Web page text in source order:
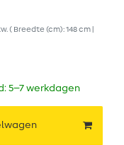
( Breedte (cm): 148 cm |
5–7 werkdagen